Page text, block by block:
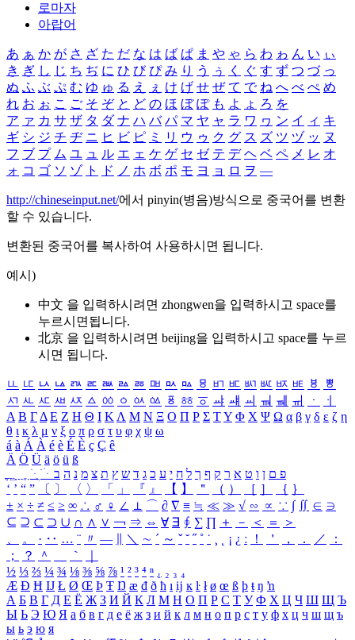
로마자
아랍어
あ ぁ か が さ ざ た だ な は ば ぱ ま や ゃ ら わ ゎ ん い ぃ
き ぎ し じ ち ぢ に ひ び ぴ み り う ぅ く ぐ す ず つ づ っ
ぬ ふ ぶ ぷ む ゆ ゅ る え ぇ け げ せ ぜ て で ね へ べ ぺ め
れ お ぉ こ ご そ ぞ と ど の ほ ぼ ぽ も よ ょ ろ を
ア ァ カ サ ザ タ ダ ナ ハ バ パ マ ヤ ャ ラ ワ ヮ ン イ ィ キ
ギ シ ジ チ ヂ ニ ヒ ビ ピ ミ リ ウ ゥ ク グ ス ズ ツ ヅ ッ ヌ
フ ブ プ ム ユ ュ ル エ ェ ケ ゲ セ ゼ テ デ ヘ ベ ペ メ レ オ
ォ コ ゴ ソ ゾ ト ド ノ ホ ボ ポ モ ヨ ョ ロ ヲ ―
http://chineseinput.net/에서 pinyin(병음)방식으로 중국어를 변환
할 수 있습니다.
변환된 중국어를 복사하여 사용하시면 됩니다.
예시)
中文 을 입력하시려면 zhongwen을 입력하시고 space를
누르시면됩니다.
北京 을 입력하시려면 beijing을 입력하시고 space를 누르
시면 됩니다.
ㅥ ㅦ ㅧ ㅨ ㅩ ㅪ ㅫ ㅬ ㅭ ㅮ ㅯ ㅰ ㅱ ㅲ ㅳ ㅴ ㅵ ㅶ ㅷ ㅸ
ㅹ
ㅺ ㅻ ㅼ ㅽ ㅾ ㅿ ㆀ ㆁ ㆂ ㆃ ㆄ ㆅ ㆆ ㆇ ㆈ ㆉ ㆊ ㆋ ㆌ ㆍ
ㆎ
Α Β ΓΔ Ε Ζ Η Θ Ι ΚΛ Μ Ν Ξ Ο Π Ρ Σ ΤΥ Φ Χ Ψ Ω α β γ δ ε ζ η
θ ι κ λ μ ν ξ ο π ρ σ τ υ φ χ ψ ω
á à Á À é è É È ç Ç ê
Ä Ö Ü ä ö ü ß
ִֶֹ ֻּ ׁׂ פ ם ן ו ט א ר ק ף ך ל ח י ע כ ג ד ש ץ ת צ מ נ ה ב
‘ ’ “ ” 〔 〕 〈 〉 「 」 『 』 【 】 ＂ （ ） ［ ］ ｛ ｝
± × ÷ ≠ ≤ ≥ ∞ ∴ ♂ ♀ ∠ ⊥ ⌒ ∂ ∇ ≡ ≒ ≪ ≫ √ ∽ ∝ ∵ ∫ ∬ ∈ ∋
⊆ ⊇ ⊂ ⊃ ∪ ∩ ∧ ∨ ￢ ⇒ ⇔ ∀ ∃ ∮ ∑ ∏ ＋ － ＜ ＝
＞
、
。 · ‥ … ¨ 〃 ― ＼ ∼ ´ ～ ˇ ˘ ˝ ˚ ˙ ¸ ¡ ¿ ː ！ ＇ ， ． ／
：
；
？ ＾ ｀
½ ⅓ ⅔ ¼ ¾ ⅛ ⅜ ⅝ ⅞ ¹ ² ³ ⁴ ⁿ ₁ ₂ ₃ ₄
Æ Ð Ħ Ĳ Ł Ø Œ Þ Ŧ Ŋ æ đ ð ħ ı ĳ ĸ ŀ ł ø œ ß þ ŧ ŋ ŉ
А Б В Г Д Е Ё Ж З И Й К Л М Н О П Р С Т У Ф Х Ц Ч Ш Щ Ъ
Ы Ь Э Ю Я а б в г д е ё ж з и й к л м н о п р с т у ф х ц ч ш щ ъ
ы ь э ю я